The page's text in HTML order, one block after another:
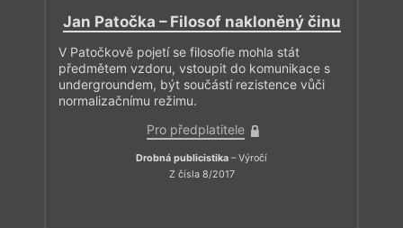
Jan Patočka – Filosof nakloněný činu
V Patočkově pojetí se filosofie mohla stát
předmětem vzdoru, vstoupit do komunikace s
undergroundem, být součástí rezistence vůči
normalizačnímu režimu.
Pro předplatitele
Drobná publicistika – Výročí
Z čísla 8/2017